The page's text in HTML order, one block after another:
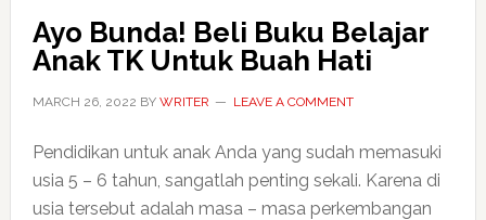
Ayo Bunda! Beli Buku Belajar
Anak TK Untuk Buah Hati
MARCH 26, 2022 BY WRITER LEAVE A COMMENT
Pendidikan untuk anak Anda yang sudah memasuki
usia 5 – 6 tahun, sangatlah penting sekali. Karena di
usia tersebut adalah masa – masa perkembangan